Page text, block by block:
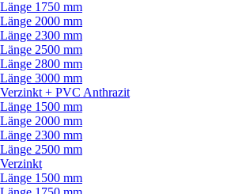
Länge 1750 mm
Länge 2000 mm
Länge 2300 mm
Länge 2500 mm
Länge 2800 mm
Länge 3000 mm
Verzinkt + PVC Anthrazit
Länge 1500 mm
Länge 2000 mm
Länge 2300 mm
Länge 2500 mm
Verzinkt
Länge 1500 mm